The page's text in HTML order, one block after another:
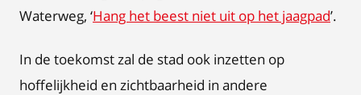
Waterweg, ‘Hang het beest niet uit op het jaagpad’.
In de toekomst zal de stad ook inzetten op
hoffelijkheid en zichtbaarheid in andere